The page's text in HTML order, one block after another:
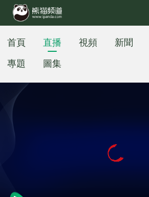
首頁 直播 視頻 新聞
專題
圖集